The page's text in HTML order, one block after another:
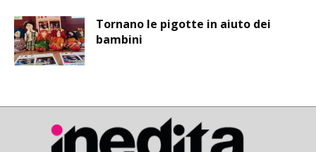
Tornano le pigotte in aiuto dei
bambini